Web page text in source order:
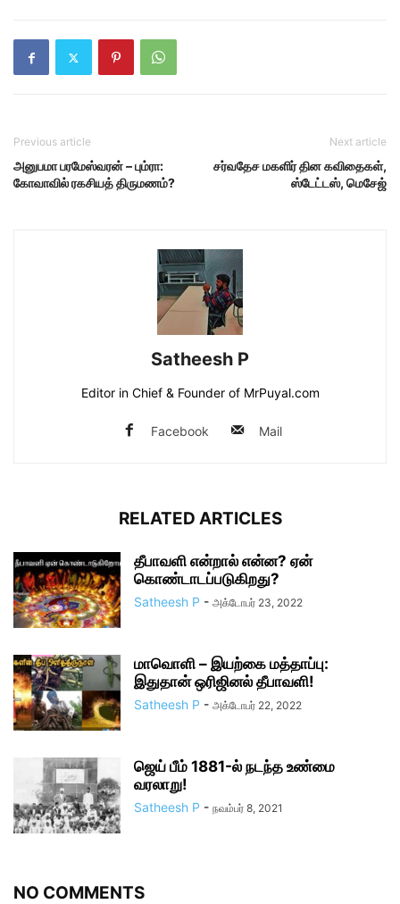
Previous article
அனுபமா பரமேஸ்வரன் – பும்ரா:
கோவாவில் ரகசியத் திருமணம்?
Next article
சர்வதேச மகளிர் தின கவிதைகள்,
ஸ்டேட்டஸ், மெசேஜ்
Satheesh P
Editor in Chief & Founder of MrPuyal.com
Facebook Mail
RELATED ARTICLES
தீபாவளி என்றால் என்ன? ஏன்
கொண்டாடப்படுகிறது?
Satheesh P - அக்டோபர் 23, 2022
மாவொளி – இயற்கை மத்தாப்பு:
இதுதான் ஒரிஜினல் தீபாவளி!
Satheesh P - அக்டோபர் 22, 2022
ஜெய் பீம் 1881-ல் நடந்த உண்மை
வரலாறு!
Satheesh P - நவம்பர் 8, 2021
NO COMMENTS